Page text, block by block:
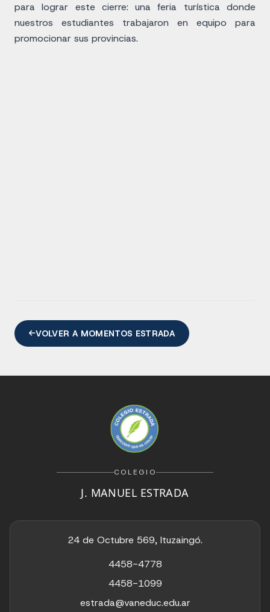
para lograr este cierre: una feria turística donde
nuestros estudiantes trabajaron en equipo para
promocionar sus provincias.
VOLVER A MOMENTOS ESTRADA
COLEGIO
J. MANUEL ESTRADA
24 de Octubre 569, Ituzaingó.
4458-4778
4458-1099
estrada@vaneduc.edu.ar